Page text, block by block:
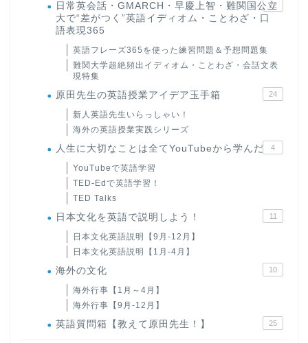
日常英会話・GMARCH・早慶上智・難関国公立
大で“差がつく”英語イディオム・ことわざ・口
語表現365
22
英語フレーズ365を使った練習問題＆予想問題集
難関大学超絶頻出イディオム・ことわざ・会話文表
現特集
原田先生の英語授業アイデア玉手箱 24
新人英語先生いらっしゃい！
海外の英語授業実践シリーズ
人生に大切なことは全てYouTubeから学んだ 4
YouTubeで英語学習
TED-Edで英語学習！
TED Talks
日本文化を英語で説明しよう！ 11
日本文化英語説明【9月-12月】
日本文化英語説明【1月-4月】
海外の文化 10
海外行事【1月～4月】
海外行事【9月-12月】
英語質問箱【教えて原田先生！】 25